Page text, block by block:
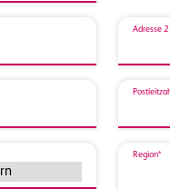
Adresse 2
Region*